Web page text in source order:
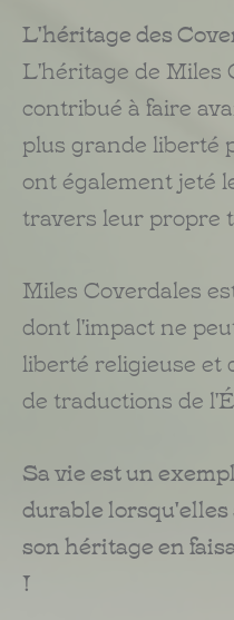
L'héritage des
L'héritage de Miles
contribué à faire
plus grande liberté
ont également jeté
travers leur propre
Miles Coverdales
dont l'impact ne
liberté religieuse et
de traductions de
Sa vie est un
durable lorsqu'elles
son héritage en
!